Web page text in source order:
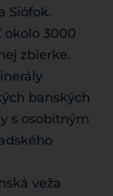
Siófok.
okolo 3000
zbierke.
banských
s osobitným
veža